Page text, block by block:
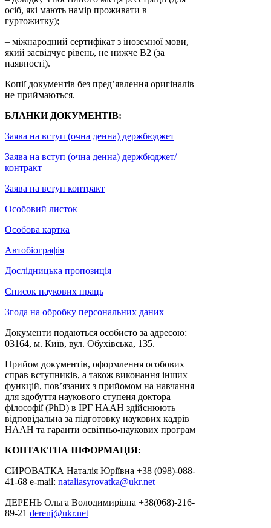
осіб, які мають намір проживати в
гуртожитку);
– міжнародний сертифікат з іноземної мови,
який засвідчує рівень, не нижче В2 (за
наявності).
Копії документів без пред’явлення оригіналів
не приймаються.
БЛАНКИ ДОКУМЕНТІВ:
Заява на вступ (очна денна) держбюджет
Заява на вступ (очна денна) держбюджет/
контракт
Заява на вступ контракт
Особовий листок
Особова картка
Автобіографія
Дослідницька пропозиція
Список наукових праць
Згода на обробку персональних даних
Документи подаються особисто за адресою:
03164, м. Київ, вул. Обухівська, 135.
Прийом документів, оформлення особових
справ вступників, а також виконання інших
функцій, пов’язаних з прийомом на навчання
для здобуття наукового ступеня доктора
філософії (PhD) в ІРГ НААН здійснюють
відповідальна за підготовку наукових кадрів
НААН та гаранти освітньо-наукових програм
КОНТАКТНА ІНФОРМАЦІЯ:
СИРОВАТКА Наталія Юріївна +38 (098)-088-
41-68 е-mail: nataliasyrovatka@ukr.net
ДЕРЕНЬ Ольга Володимирівна +38(068)-216-
89-21 derenj@ukr.net